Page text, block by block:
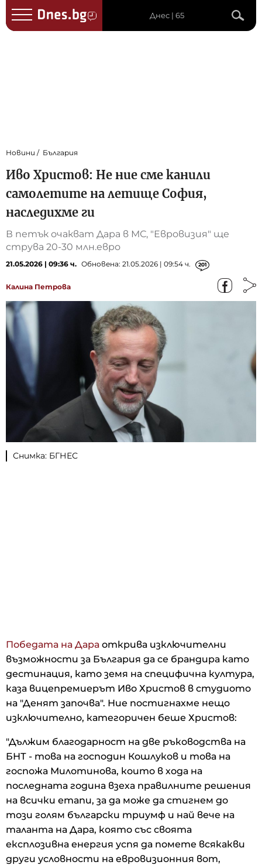
Днес | 65
Новини България
Иво Христов: Не ние сме канили
самолетите на летище София,
наследихме ги
В петък очакват Дара в МС, "Евровизия" ще
струва 20-30 млн.евро
21.05.2026 | 09:36 ч. Обновена: 21.05.2026 | 09:54 ч. 201
Калина Петрова
Снимка: БГНЕС
Победата на Дара открива изключителни
възможности за България да се брандира като
дестинация, като земя на специфична култура,
каза вицепремиерът Иво Христов в студиото
на "Денят започва". Ние постигнахме нещо
изключително, категоричен беше Христов:
"Дължим благодарност на две ръководства на
БНТ - това на господин Кошлуков и това на
госпожа Милотинова, които в хода на
последната година взеха правилните решения
на всички етапи, за да може да стигнем до
този голям български триумф и най вече на
таланта на Дара, която със своята
експлозивна енергия успя да помете всякакви
други условности на евровизионния вот,